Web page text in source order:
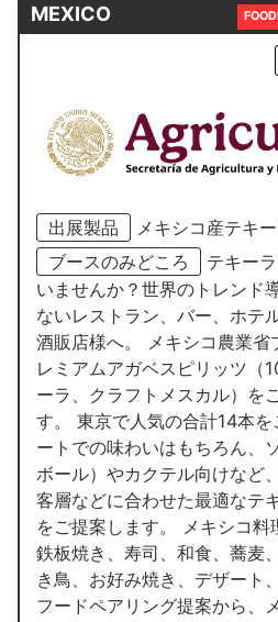
MEXICO
出展製品
メキシコ産テキ
ブースのみどころ
テキー
いませんか？世界のトレンド
ないレストラン、バー、ホテ
酒販店様へ。 メキシコ農業省
レミアムアガベスピリッツ（
ーラ、クラフトメスカル）を
す。 東京で人気の合計14本を
ートでの味わいはもちろん、
ボール）やカクテル向けなど
客層などに合わせた最適なテ
をご提案します。 メキシコ料
鉄板焼き、寿司、和食、蕎麦
き鳥、お好み焼き、デザート
フードペアリング提案から、